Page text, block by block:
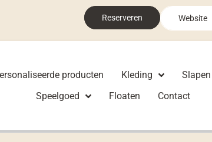
Reserveren Website
producten Kleding Slapen
Speelgoed
Floaten Contact